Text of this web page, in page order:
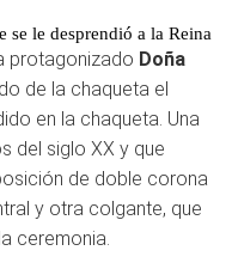
se le desprendió a la Reina
protagonizado Doña
de la chaqueta el
en la chaqueta. Una
del siglo XX y que
de doble corona
y otra colgante, que
ceremonia.